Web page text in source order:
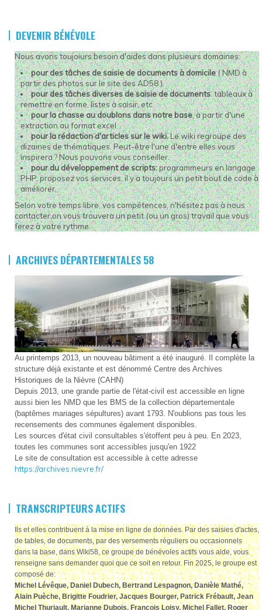
DEVENIR BÉNÉVOLE
Nous avons toujoiurs besoin d'aides dans plusieurs domaines:
pour des tâches de saisie de documents à domicile( NMD à
partir des photos sur le site des AD58 ).
pour des tâches diverses de saisie de documents: tableaux à
remettre en forme, listes à saisir, etc.
pour la chasse au doublons dans notre base, à partir d'une
extraction au format excel
pour la rédaction d'articles sur le wiki.Le wiki regroupe des
dizaines de thématiques. Peut-être l'une d'entre elles vous
inspirera ? Nous pouvons vous conseiller.
pour du développement de scripts:programmeurs en langage
PHP,proposez vos services, il y a toujours un petit bout de code à
améliorer.
Selon votre temps libre, vos compétences, n'hésitez pas à nous
contacter,on vous trouvera un petit (ou un gros) travail que vous
ferez à votre rythme.
ARCHIVES DÉPARTEMENTALES 58
Au printemps 2013, un nouveau bâtiment a été inauguré. Il complète la
structure déjà existante et est dénommé Centre des Archives
Historiques de la Nièvre (CAHN)
Depuis 2013, une grande partie de l'état-civil est accessible en ligne
aussi bien les NMD que les BMS de la collection départementale
(baptêmes mariages sépultures) avant 1793. N'oublions pas tous les
recensements des communes également disponibles.
Les sources d'état civil consultables s'étoffent peu à peu. En 2023,
toutes les communes sont accessibles jusqu'en 1922
Le site de consultation est accessible à cette adresse
https://archives.nievre.fr/
TRANSCRIPTEURS ACTIFS
Ils et elles contribuent à la mise en ligne de données. Par des saisies d'actes,
de tables, de documents, par des versements réguliers ou occasionnels
dans la base, dans Wiki58, ce groupe de bénévoles actifs vous aide, vous
renseigne sans demander quoi que ce soit en retour. Fin 2025, le groupe est
composé de:
Michel Lévêque, Daniel Dubech, Bertrand Lespagnon, Danièle Mathé,
Alain Puèche, Brigitte Foudrier, Jacques Bourger, Patrick Frébault, Jean
Michel Thuriault, Marianne Dubois, François Loisy, Michel Fallet, Roger